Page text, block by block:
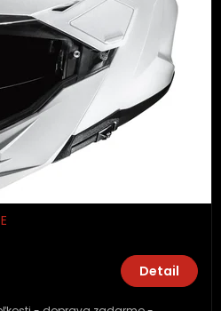
Detail